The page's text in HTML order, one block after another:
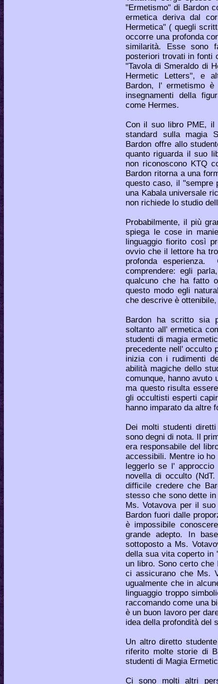
"Ermetismo" di Bardon
ermetica deriva dal
Hermetica" ( quegli
occorre una profonda
similarità. Esse sono
posteriori trovati in fonti
"Tavola di Smeraldo di
Hermetic Letters", e
Bardon, l' ermetismo
insegnamenti della
come Hermes.
Con il suo libro PME, il
standard sulla magia
Bardon offre allo
quanto riguarda il suo
non riconoscono KTQ
Bardon ritorna a una
questo caso, il "sempre
una Kabala universale
non richiede lo studio
Probabilmente, il più
spiega le cose in
linguaggio fiorito così
ovvio che il lettore ha
profonda esperienza.
comprendere: egli
qualcuno che ha fatto
questo modo egli
che descrive è
Bardon ha scritto sia
soltanto all' ermetica
studenti di magia
precedente nell' occulto
inizia con i rudimenti
abilità magiche dello
comunque, hanno avuto
ma questo risulta
gli occultisti esperti
hanno imparato da altre
Dei molti studenti
sono degni di nota. Il
era responsabile del
accessibili. Mentre io
leggerlo se l'
novella di occulto
difficile credere che
stesso che sono dette
Ms. Votavova per il
Bardon fuori dalle
è impossibile
grande adepto. In
sottoposto a Ms.
della sua vita coperto in
un libro. Sono certo
ci assicurano che Ms.
ugualmente che in
linguaggio troppo
raccomando come una
è un buon lavoro per
idea della profondità del
Un altro diretto
riferito molte storie di
studenti di Magia
Ci sono molti altri